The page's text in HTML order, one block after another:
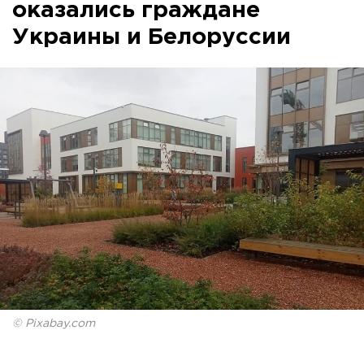
оказались граждане
Украины и Белоруссии
© Pixabay.com